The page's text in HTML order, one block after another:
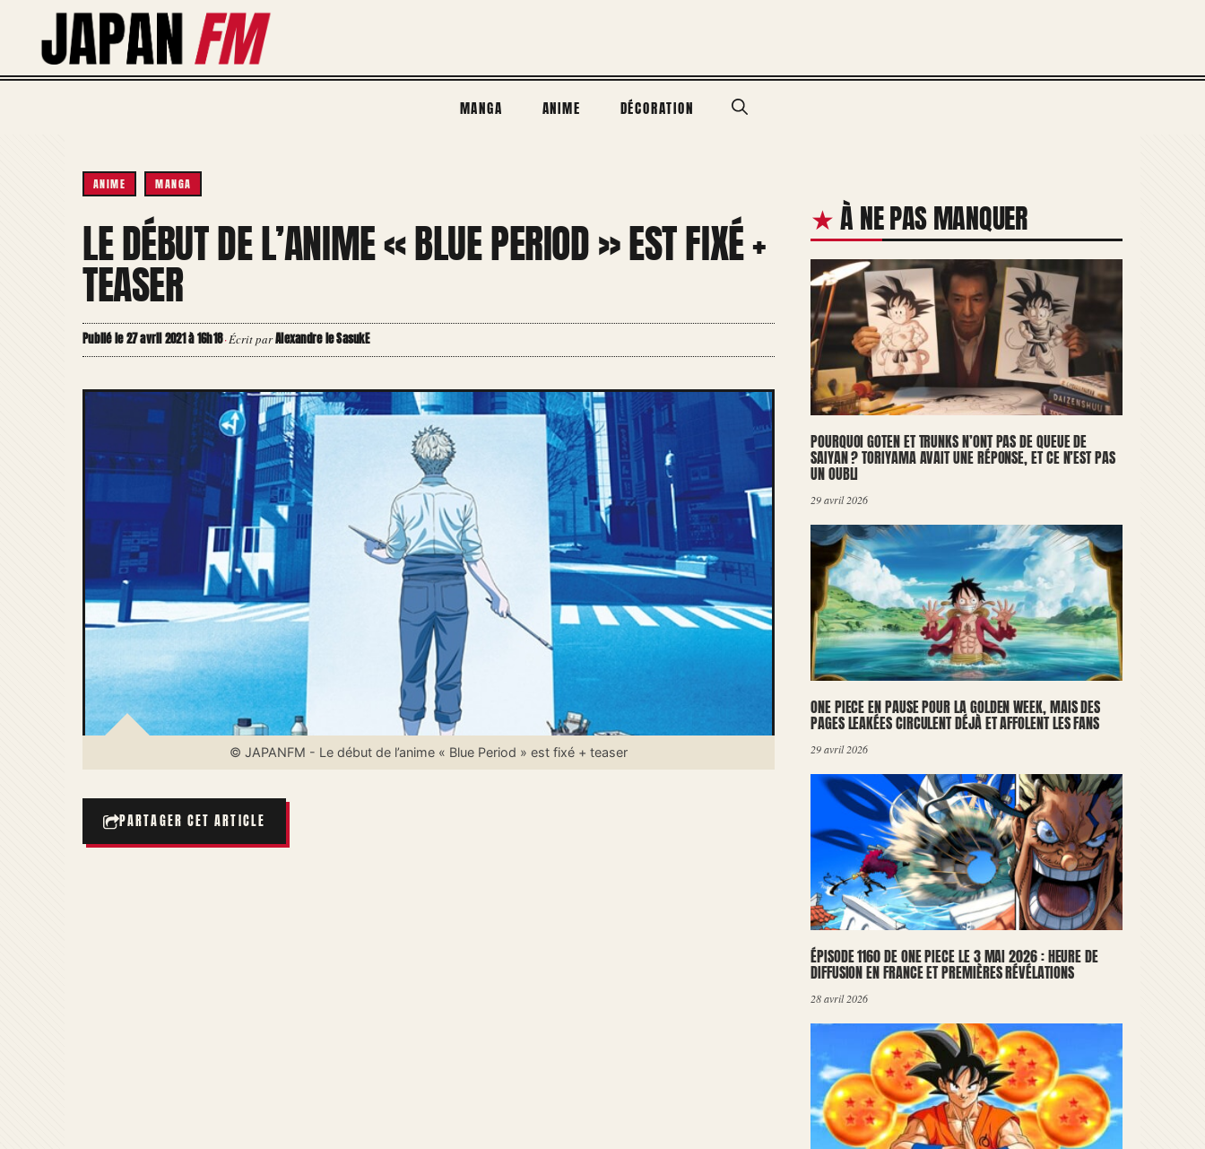
contenu
MANGA ANIME DÉCORATION
ANIME MANGA
LE DÉBUT DE L’ANIME « BLUE PERIOD » EST FIXÉ +
TEASER
Publié le 27 avril 2021 à 16h18·Écrit parAlexandre le SasukE
© JAPANFM - Le début de l’anime « Blue Period » est fixé + teaser
PARTAGER CET ARTICLE
À NE PAS MANQUER
POURQUOI GOTEN ET TRUNKS N’ONT PAS DE QUEUE DE
SAIYAN ? TORIYAMA AVAIT UNE RÉPONSE, ET CE N’EST PAS
UN OUBLI
29 avril 2026
ONE PIECE EN PAUSE POUR LA GOLDEN WEEK, MAIS DES
PAGES LEAKÉES CIRCULENT DÉJÀ ET AFFOLENT LES FANS
29 avril 2026
ÉPISODE 1160 DE ONE PIECE LE 3 MAI 2026 : HEURE DE
DIFFUSION EN FRANCE ET PREMIÈRES RÉVÉLATIONS
28 avril 2026